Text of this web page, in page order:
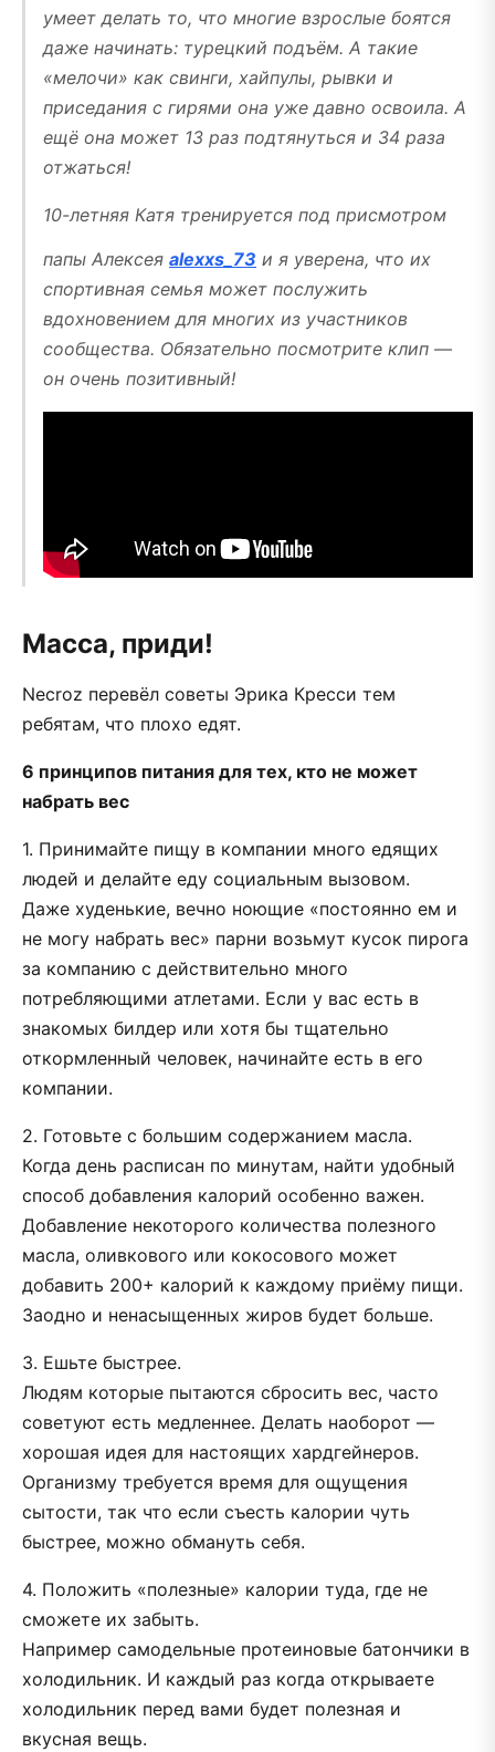
умеет делать то, что многие взрослые боятся
даже начинать: турецкий подъём. А такие
«мелочи» как свинги, хайпулы, рывки и
приседания с гирями она уже давно освоила. А
ещё она может 13 раз подтянуться и 34 раза
отжаться!
10-летняя Катя тренируется под присмотром
папы Алексея alexxs_73 и я уверена, что их
спортивная семья может послужить
вдохновением для многих из участников
сообщества. Обязательно посмотрите клип —
он очень позитивный!
Масса, приди!
Necroz перевёл советы Эрика Кресси тем
ребятам, что плохо едят.
6 принципов питания для тех, кто не может
набрать вес
1. Принимайте пищу в компании много едящих
людей и делайте еду социальным вызовом.
Даже худенькие, вечно ноющие «постоянно ем и
не могу набрать вес» парни возьмут кусок пирога
за компанию с действительно много
потребляющими атлетами. Если у вас есть в
знакомых билдер или хотя бы тщательно
откормленный человек, начинайте есть в его
компании.
2. Готовьте с большим содержанием масла.
Когда день расписан по минутам, найти удобный
способ добавления калорий особенно важен.
Добавление некоторого количества полезного
масла, оливкового или кокосового может
добавить 200+ калорий к каждому приёму пищи.
Заодно и ненасыщенных жиров будет больше.
3. Ешьте быстрее.
Людям которые пытаются сбросить вес, часто
советуют есть медленнее. Делать наоборот —
хорошая идея для настоящих хардгейнеров.
Организму требуется время для ощущения
сытости, так что если съесть калории чуть
быстрее, можно обмануть себя.
4. Положить «полезные» калории туда, где не
сможете их забыть.
Например самодельные протеиновые батончики в
холодильник. И каждый раз когда открываете
холодильник перед вами будет полезная и
вкусная вещь.